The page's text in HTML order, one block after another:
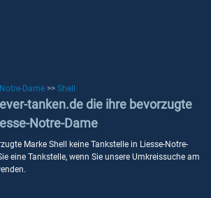
Dame >> Shell
tanken.de die ihre bevorzugte
Notre-Dame
Marke Shell keine Tankstelle in Liesse-Notre-
eine Tankstelle, wenn Sie unsere Umkreissuche am